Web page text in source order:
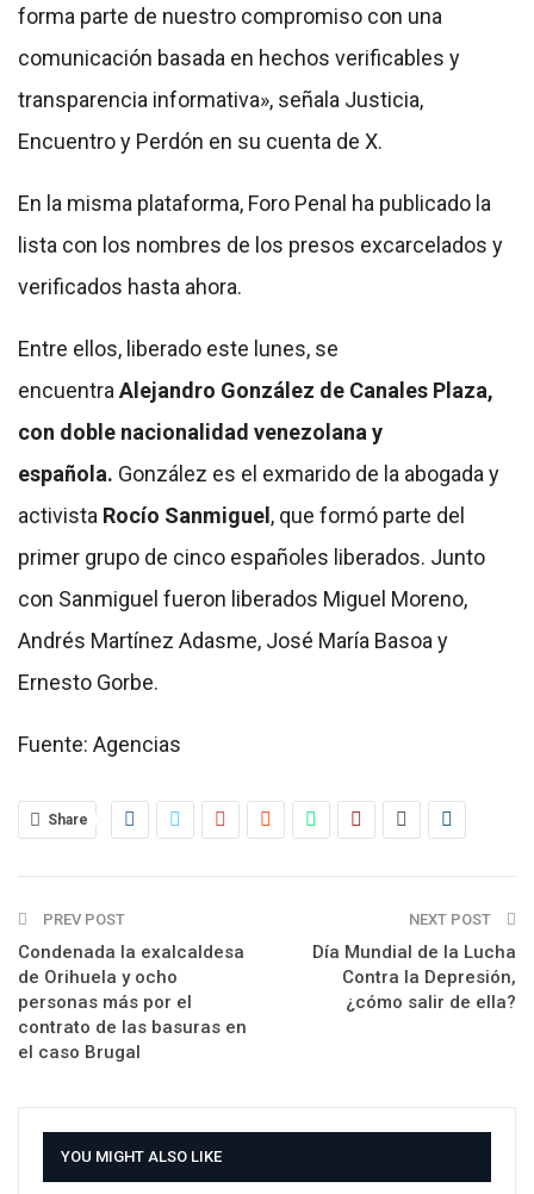
forma parte de nuestro compromiso con una
comunicación basada en hechos verificables y
transparencia informativa», señala Justicia,
Encuentro y Perdón en su cuenta de X.
En la misma plataforma, Foro Penal ha publicado la
lista con los nombres de los presos excarcelados y
verificados hasta ahora.
Entre ellos, liberado este lunes, se
encuentra Alejandro González de Canales Plaza,
con doble nacionalidad venezolana y
española. González es el exmarido de la abogada y
activista Rocío Sanmiguel , que formó parte del
primer grupo de cinco españoles liberados. Junto
con Sanmiguel fueron liberados Miguel Moreno,
Andrés Martínez Adasme, José María Basoa y
Ernesto Gorbe.
Fuente: Agencias
Share
PREV POST
Condenada la exalcaldesa
de Orihuela y ocho
personas más por el
contrato de las basuras en
el caso Brugal
NEXT POST
Día Mundial de la Lucha
Contra la Depresión,
¿cómo salir de ella?
YOU MIGHT ALSO LIKE